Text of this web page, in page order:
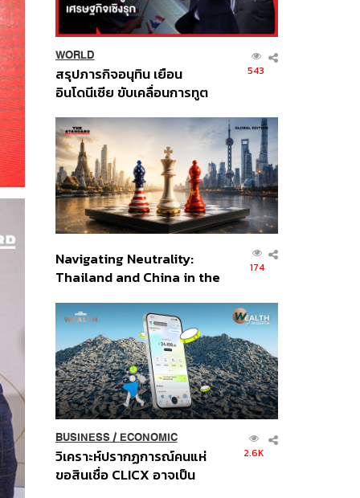
WORLD
สรุปภารกิจอนุทิน เยือน
อินโดนีเซีย ขับเคลื่อนการทูต
ส่วนยุทธศาสตร์ไทย –
อินโดนีเซีย
543
Navigating Neutrality:
Thailand and China in the
Order
174
BUSINESS/ ECONOMIC
วิเคราะห์ปรากฏการณ์คนแห่
ขอสินเชื่อ CLICX อาจเป็น
2.6K